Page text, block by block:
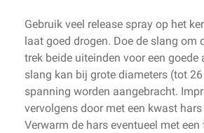
Gebruik veel release spray op het
laat goed drogen. Doe de slang om
trek beide uiteinden voor een goede
slang kan bij grote diameters (tot
spanning worden aangebracht.
vervolgens door met een kwast
Verwarm de hars eventueel met